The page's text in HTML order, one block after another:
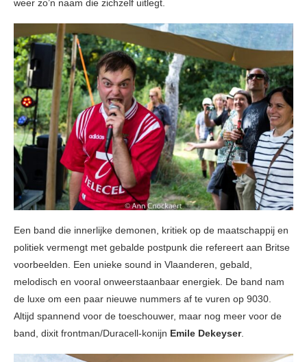
weer zo’n naam die zichzelf uitlegt.
Een band die innerlijke demonen, kritiek op de maatschappij en
politiek vermengt met gebalde postpunk die refereert aan Britse
voorbeelden. Een unieke sound in Vlaanderen, gebald,
melodisch en vooral onweerstaanbaar energiek. De band nam
de luxe om een paar nieuwe nummers af te vuren op 9030.
Altijd spannend voor de toeschouwer, maar nog meer voor de
band, dixit frontman/Duracell-konijn Emile Dekeyser.